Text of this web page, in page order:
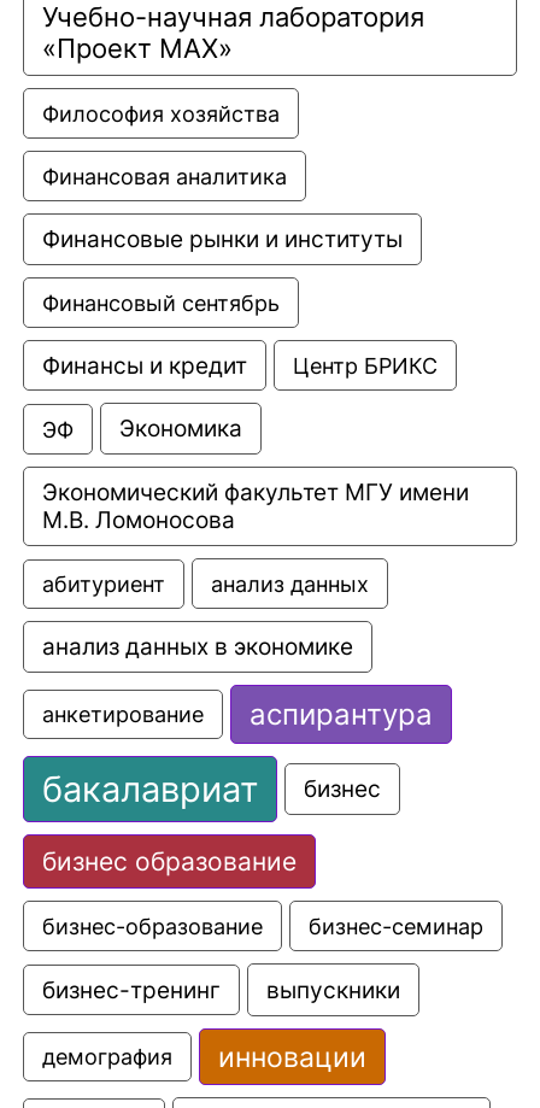
Учебно-научная лаборатория
«Проект МАХ»
Философия хозяйства
Финансовая аналитика
Финансовые рынки и институты
Финансовый сентябрь
Финансы и кредит Центр БРИКС
ЭФ Экономика
Экономический факультет МГУ имени
М.В. Ломоносова
абитуриент анализ данных
анализ данных в экономике
анкетирование аспирантура
бакалавриат бизнес
бизнес образование
бизнес-образование бизнес-семинар
бизнес-тренинг выпускники
демография инновации